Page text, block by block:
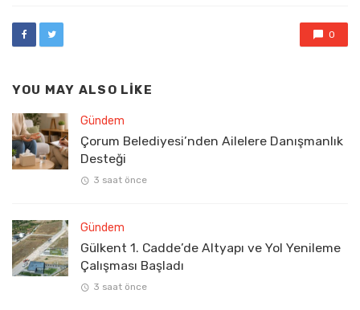
0
YOU MAY ALSO LIKE
Gündem
Çorum Belediyesi’nden Ailelere Danışmanlık
Desteği
3 saat önce
Gündem
Gülkent 1. Cadde’de Altyapı ve Yol Yenileme
Çalışması Başladı
3 saat önce